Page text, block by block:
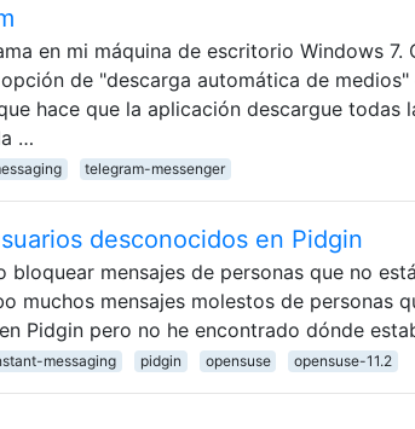
en mi máquina de escritorio Windows 7.
de "descarga automática de
hace que la aplicación descargue
…
telegram-messenger
desconocidos en Pidgin
bloquear mensajes de personas que no
muchos mensajes molestos de personas
Pidgin pero no he encontrado dónde
messaging pidgin opensuse opensuse-11.2